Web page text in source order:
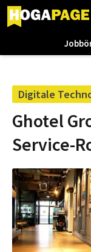
Digitale
Ghotel
Service-